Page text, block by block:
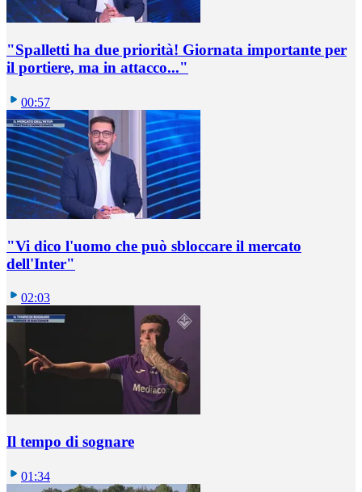
"Spalletti ha due priorità! Giornata importante per
il portiere, ma in attacco..."
00:57
"Vi dico l'uomo che può sbloccare il mercato
dell'Inter"
02:03
Il tempo di sognare
01:34